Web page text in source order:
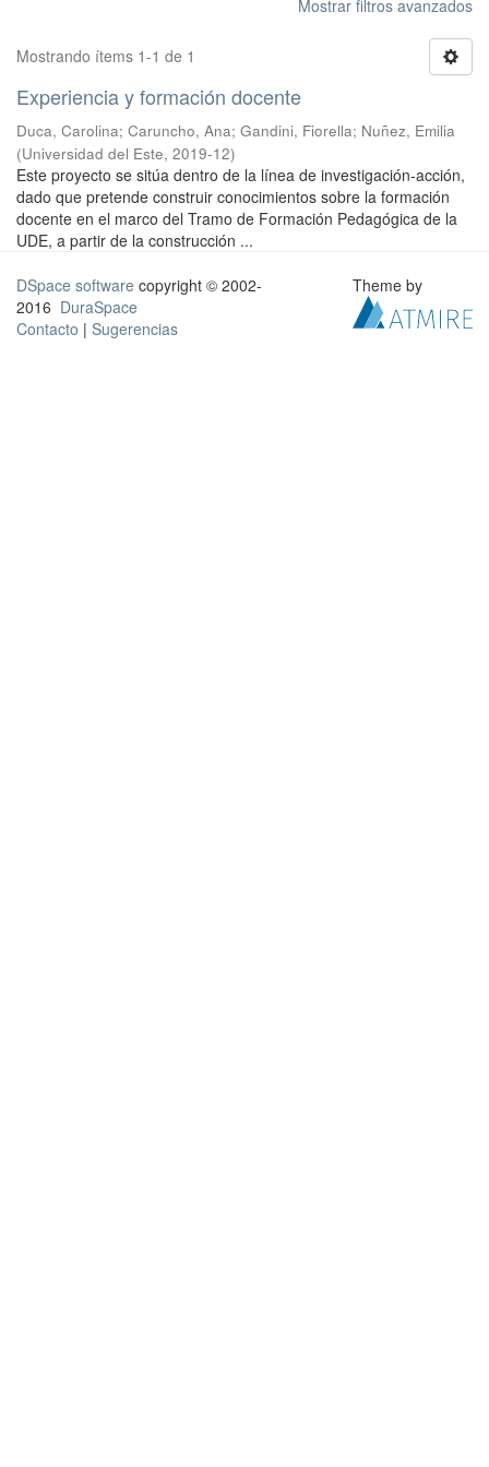
Mostrar filtros avanzados
Mostrando ítems 1-1 de 1
Experiencia y formación docente
Duca, Carolina; Caruncho, Ana; Gandini, Fiorella; Nuñez, Emilia
(Universidad del Este, 2019-12)
Este proyecto se sitúa dentro de la línea de investigación-acción,
dado que pretende construir conocimientos sobre la formación
docente en el marco del Tramo de Formación Pedagógica de la
UDE, a partir de la construcción ...
DSpace software copyright © 2002-
2016 DuraSpace
Contacto | Sugerencias
Theme by